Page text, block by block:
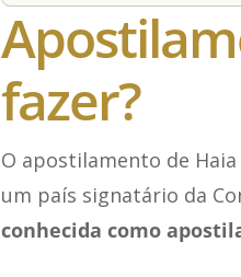
fazer?
O apostilamento de
um país signatário da
conhecida como